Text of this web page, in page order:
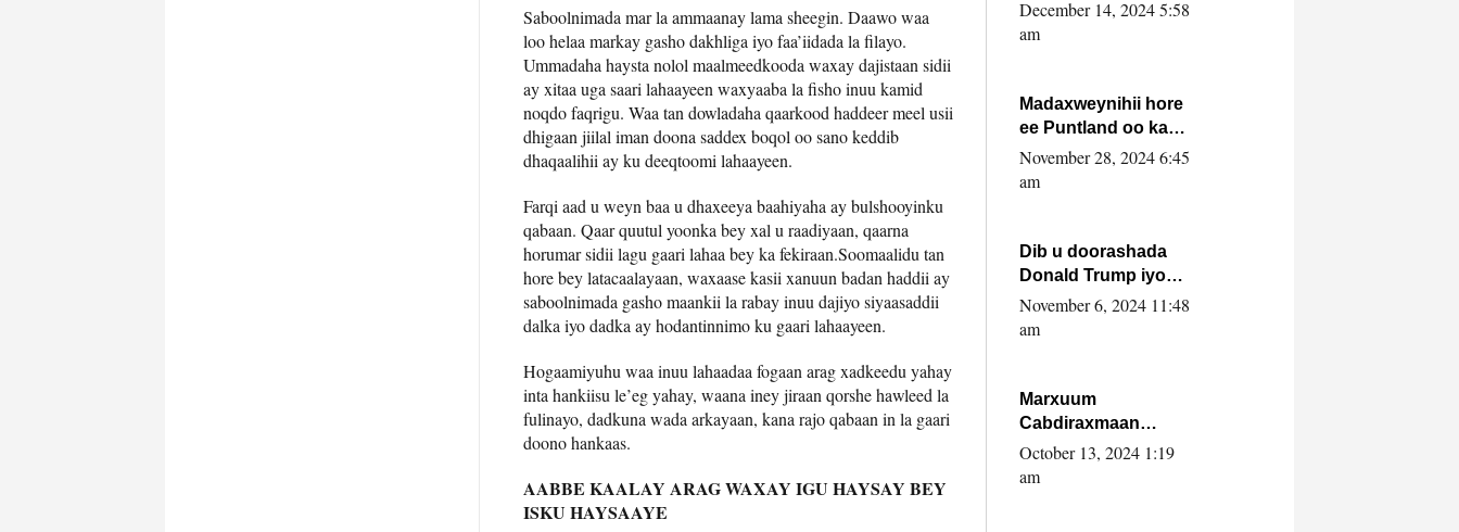
Saboolnimada mar la ammaanay lama sheegin. Daawo waa
loo helaa markay gasho dakhliga iyo faa’iidada la filayo.
Ummadaha haysta nolol maalmeedkooda waxay dajistaan sidii
ay xitaa uga saari lahaayeen waxyaaba la fisho inuu kamid
noqdo faqrigu. Waa tan dowladaha qaarkood haddeer meel usii
dhigaan jiilal iman doona saddex boqol oo sano keddib
dhaqaalihii ay ku deeqtoomi lahaayeen.
Farqi aad u weyn baa u dhaxeeya baahiyaha ay bulshooyinku
qabaan. Qaar quutul yoonka bey xal u raadiyaan, qaarna
horumar sidii lagu gaari lahaa bey ka fekiraan.Soomaalidu tan
hore bey latacaalayaan, waxaase kasii xanuun badan haddii ay
saboolnimada gasho maankii la rabay inuu dajiyo siyaasaddii
dalka iyo dadka ay hodantinnimo ku gaari lahaayeen.
Hogaamiyuhu waa inuu lahaadaa fogaan arag xadkeedu yahay
inta hankiisu le’eg yahay, waana iney jiraan qorshe hawleed la
fulinayo, dadkuna wada arkayaan, kana rajo qabaan in la gaari
doono hankaas.
AABBE KAALAY ARAG WAXAY IGU HAYSAY BEY
ISKU HAYSAAYE
lataliyeyaashiisa
ammniga militariga,
xafiiskiisa
December 14, 2024 5:58
am
Madaxweynihii hore
ee Puntland oo ka
dowladda federaalka
iyo Jubbaland in uu
November 28, 2024 6:45
am
Dib u doorashada
Donald Trump iyo
siday u saameyn
karto Soomaaliya
November 6, 2024 11:48
am
Marxuum
Cabdiraxmaan
Cabdulle Cismaan –
Shuuke“Nin culus
October 13, 2024 1:19
am